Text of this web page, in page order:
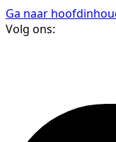
Ga naar
Volg ons: